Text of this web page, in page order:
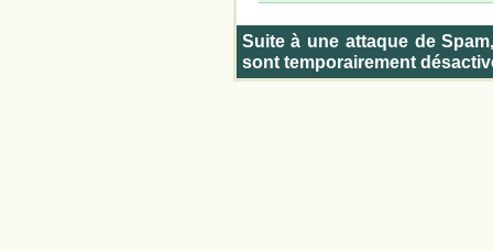
Suite à une attaque de
sont temporairement